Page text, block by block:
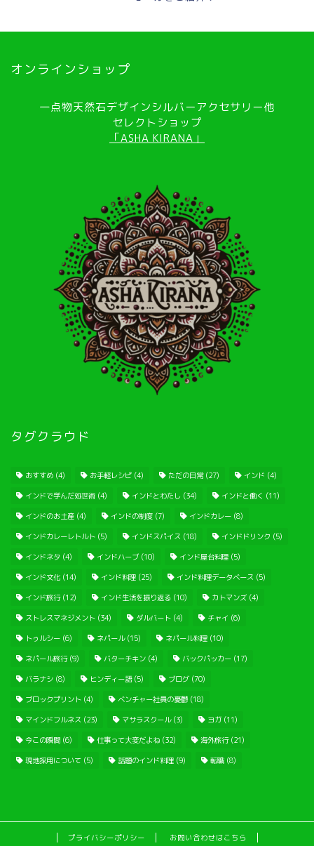
オンラインショップ
一点物天然石デザインシルバーアクセサリー他
セレクトショップ
「ASHA KIRANA」
タグクラウド
おすすめ (4) お手軽レシピ (4) ただの日常(27) インド (4)
インドで学んだ処世術 (4) インドとわたし (34) インドと働く (11)
インドのお土産 (4) インドの制度 (7) インドカレー (8)
インドカレーレトルト (5) インドスパイス (18) インドドリンク (5)
インドネタ (4) インドハーブ (10) インド屋台料理 (5)
インド文化 (14) インド料理 (25) インド料理データベース (5)
インド旅行(12) インド生活を振り返る (10) カトマンズ (4)
ストレスマネジメント (34) ダルバート (4) チャイ (6)
トゥルシー (6) ネパール(15) ネパール料理 (10)
ネパール旅行(9) バターチキン (4) バックパッカー (17)
バラナシ (8) ヒンディー語(5) ブログ (70)
ブロックプリント (4) ベンチャー社員の憂鬱 (18)
マインドフルネス (23) マサラスクール(3) ヨガ (11)
今この瞬間 (6) 仕事って大変だよね (32) 海外旅行(21)
現地採用について (5) 話題のインド料理 (9) 転職 (8)
プライバシーポリシー お問い合わせはこちら